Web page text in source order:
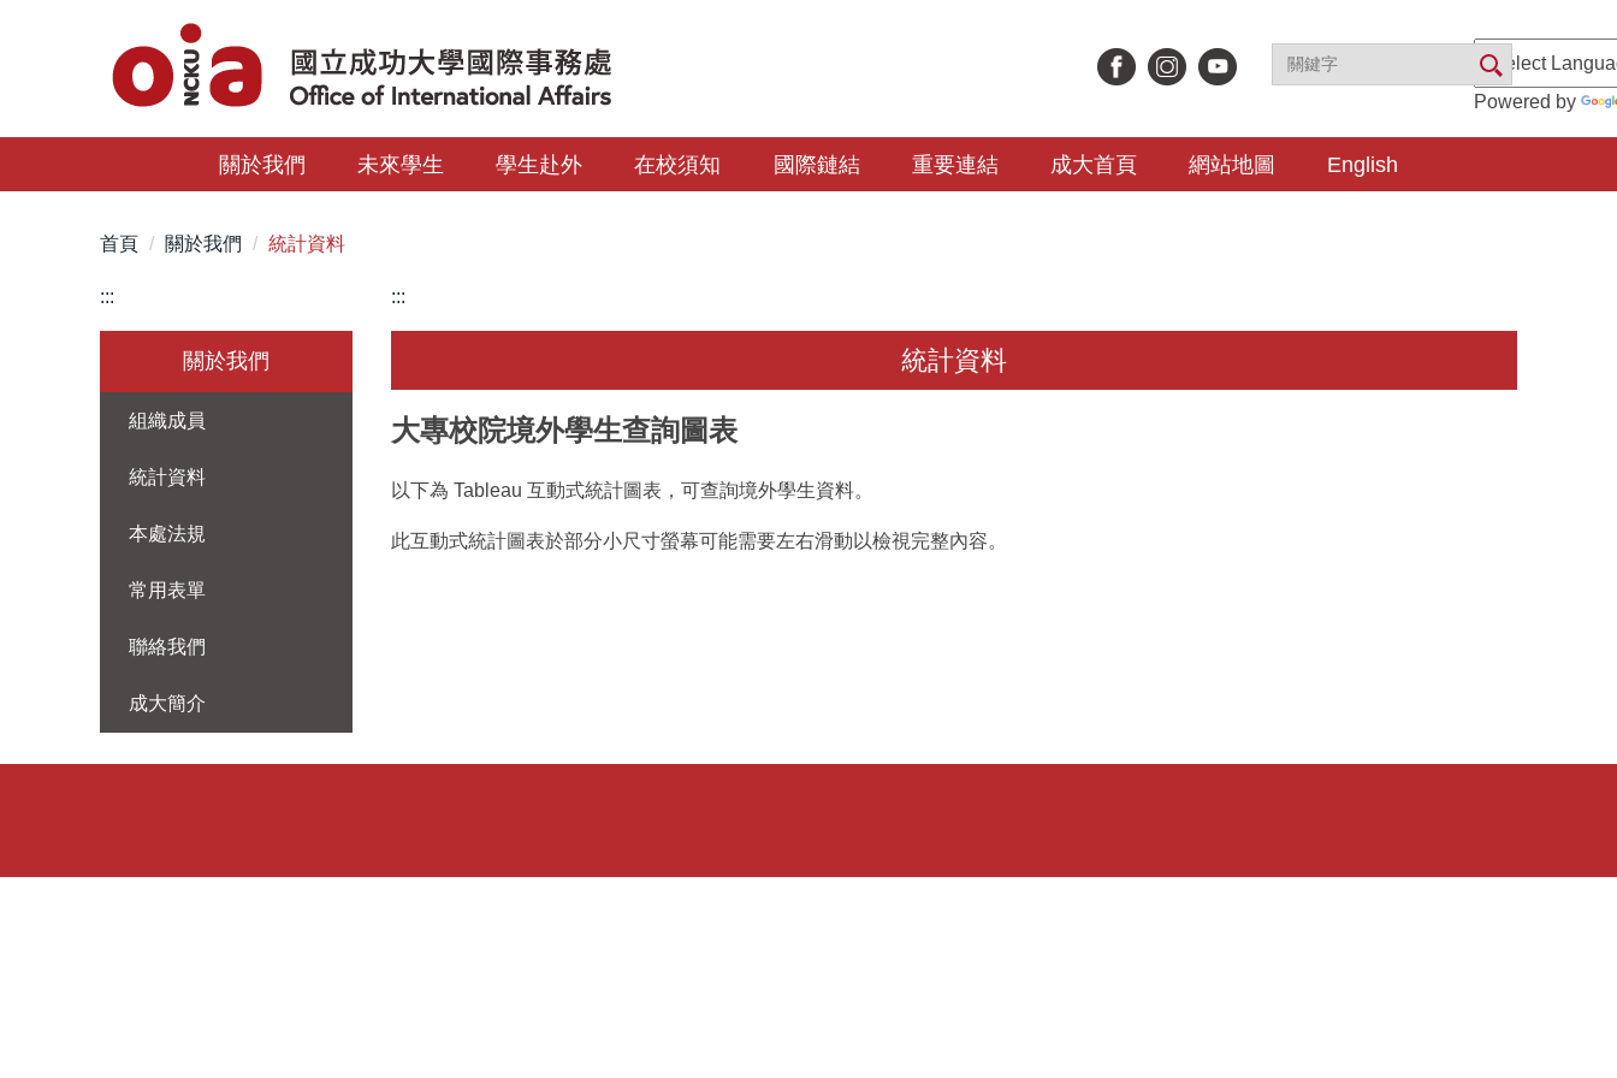
內
區
Powered by
關於我們 未來學生 學生赴外 在校須知 國際鏈結 重要連結 成大首頁 網站地圖 English
首頁 關於我們 統計資料
:::
關於我們
組織成員
統計資料
本處法規
常用表單
聯絡我們
成大簡介
:::
統計資料
大專校院境外學生查詢圖表
以下為 Tableau 互動式統計圖表，可查詢境外學生資料。
此互動式統計圖表於部分小尺寸螢幕可能需要左右滑動以檢視完整內容。